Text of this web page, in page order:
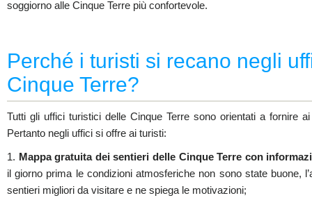
soggiorno alle Cinque Terre più confortevole.
Perché i turisti si recano negli
Cinque Terre?
Tutti gli uffici turistici delle Cinque Terre sono orientati a fornire
Pertanto negli uffici si offre ai turisti:
1. Mappa gratuita dei sentieri delle Cinque Terre con
il giorno prima le condizioni atmosferiche non sono state buone,
sentieri migliori da visitare e ne spiega le motivazioni;